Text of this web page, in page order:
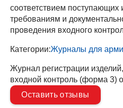
соответствием поступающих
требованиям и
проведения входного
Категории:Журналы для
Журнал регистрации
входной контроль (форма 3)
Оставить отзывы